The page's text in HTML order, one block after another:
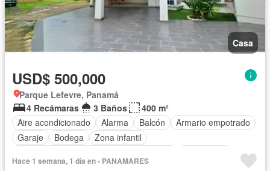
Casa
USD$ 500,000
Parque Lefevre, Panamá
4 Recámaras
3 Baños
400 m²
Aire acondicionado
Alarma Balcón
Armario empotrado
Garaje
Bodega
Zona infantil
Cocina equipada
Chimenea Jardín
Gimnasio
Hace 1 semana, 1 día en - PANAMARES